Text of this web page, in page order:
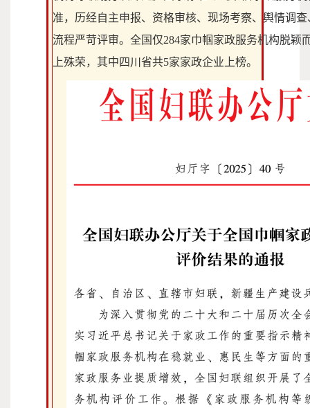
准，历经自主申报、资格审核、现场考察、舆情调
流程严苛评审。 全国仅284家巾帼家政服务机构脱颖
上殊荣，其中四川省共5家家政企业上榜。